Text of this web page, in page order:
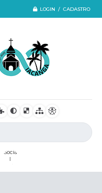
LOGIN / CADASTRO